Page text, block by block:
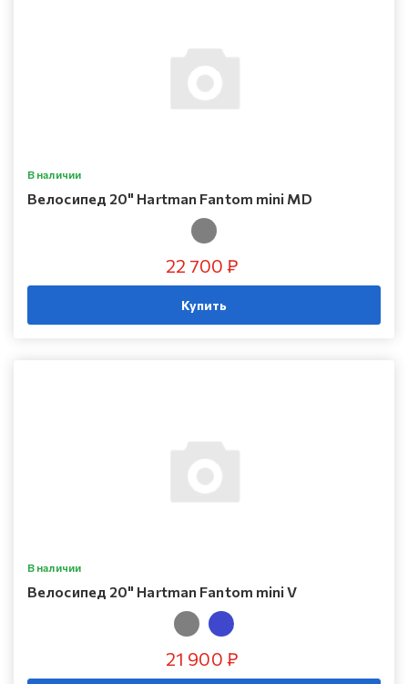
В наличии
Велосипед 20" Hartman Fantom mini MD
22 700 ₽
Купить
В наличии
Велосипед 20" Hartman Fantom mini V
21 900 ₽